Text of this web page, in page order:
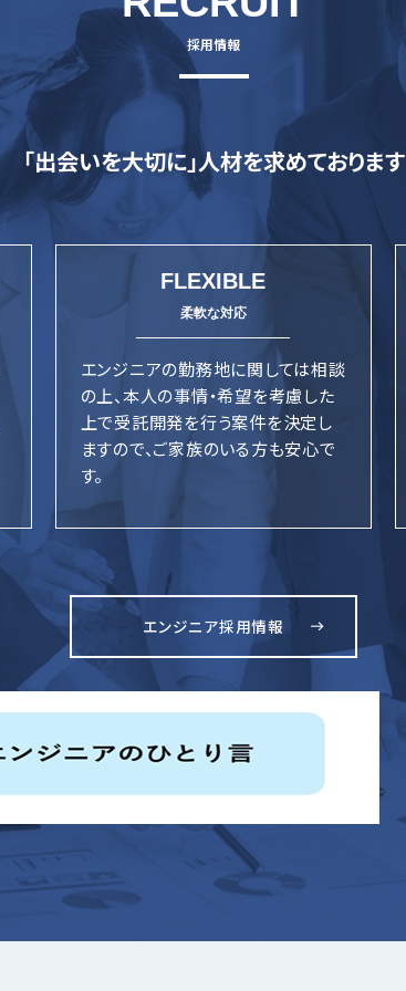
「出会いを大切に」人材を求めております
FLEXIBLE
エンジニアの勤務地に関しては相談
の上、本人の事情・希望を考慮した
上で受託開発を行う案件を決定し
ますので、ご家族のいる方も安心で
す。
エンジニア採用情報